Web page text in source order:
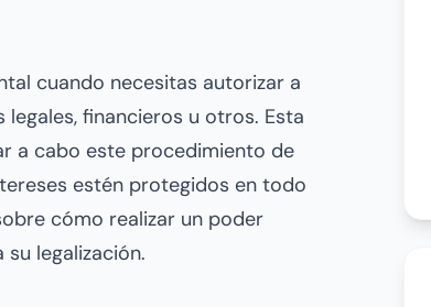
cuando necesitas autorizar a
financieros u otros. Esta
a cabo este procedimiento de
estén protegidos en todo
cómo realizar un poder
legalización.